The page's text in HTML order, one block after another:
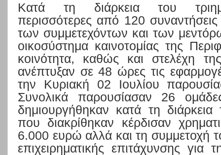
Κατά τη διάρκεια του
περισσότερες από 120
των συμμετεχόντων και των
οικοσύστημα καινοτομίας της
κοινότητα, καθώς και στελέχη
ανέπτυξαν σε 48 ώρες τις
την Κυριακή 02 Ιουλίου
Συνολικά παρουσίασαν 26
δημιουργήθηκαν κατά τη
που διακρίθηκαν κέρδισαν
6.000 ευρώ αλλά και τη συμμετοχή
επιχειρηματικής επιτάχυνσης